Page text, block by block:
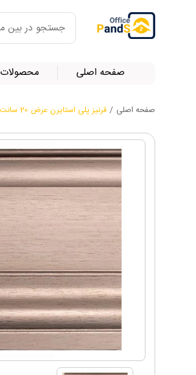
صفحه اصلی محصولات
صفحه اصلی / قرنیز پلی استایرن عرض 20 سانت مدل fg10-101